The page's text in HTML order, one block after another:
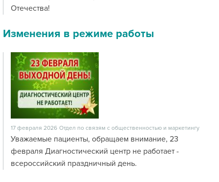
Отечества!
Изменения в режиме работы
17 февраля 2026 Отдел по связям с общественностью и маркетингу
Уважаемые пациенты, обращаем внимание, 23
февраля Диагностический центр не работает -
всероссийский праздничный день.